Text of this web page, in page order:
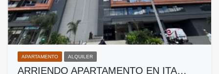
APARTAMENTO ALQUILER
ARRIENDO APARTAMENTO EN ITA…